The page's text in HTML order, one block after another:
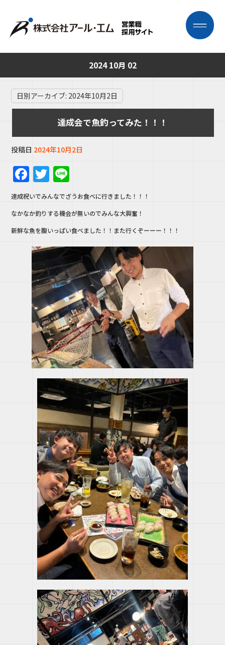
2024 10月 02
日別アーカイブ: 2024年10月2日
達成会で魚釣ってみた！！！
投稿日 2024年10月2日
F
a
c
e
b
o
o
k
T
w
it
te
r
n
e
達成祝いでみんなでざうお食べに行きました！！！
なかなか釣りする機会が無いのでみんな大興奮！
新鮮な魚を腹いっぱい食べました！！また行くぞーーー！！！